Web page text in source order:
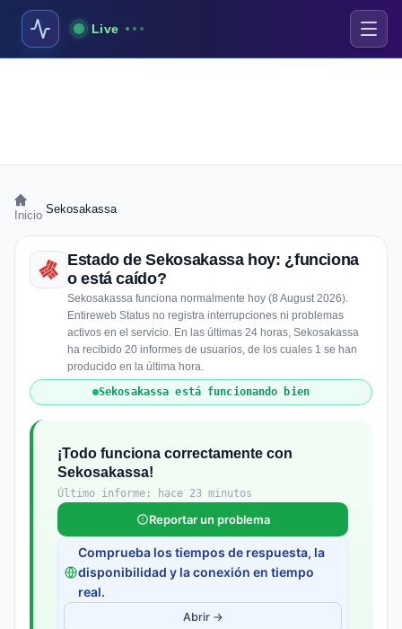
Live
Inicio Sekosakassa
Estado de Sekosakassa hoy: ¿funciona
o está caído?
Sekosakassa funciona normalmente hoy (8 August 2026).
Entireweb Status no registra interrupciones ni problemas
activos en el servicio. En las últimas 24 horas, Sekosakassa
ha recibido 20 informes de usuarios, de los cuales 1 se han
producido en la última hora.
Sekosakassa está funcionando bien
¡Todo funciona correctamente con
Sekosakassa!
Último informe: hace 23 minutos
Reportar un problema
Comprueba los tiempos de respuesta, la
disponibilidad y la conexión en tiempo
real.
Abrir →